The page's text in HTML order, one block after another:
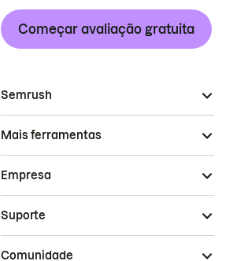
Começar avaliação gratuita
Semrush
Mais ferramentas
Empresa
Suporte
Comunidade